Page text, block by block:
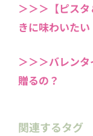
＞＞＞【ピス
きに味わいた
＞＞＞バレン
贈るの？
関連するタグ